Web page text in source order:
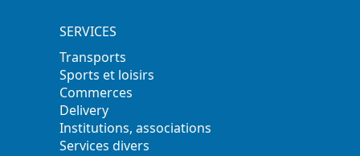
SERVICES
Transports
Sports et loisirs
Commerces
Delivery
Institutions, associations
Services divers